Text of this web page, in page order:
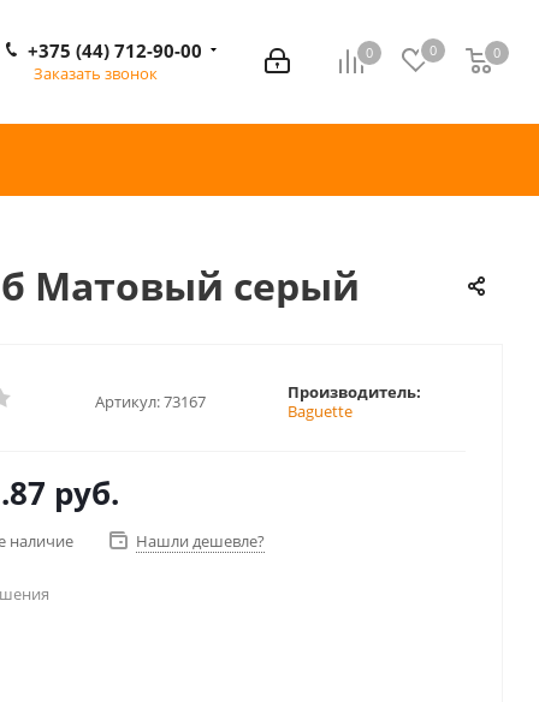
0 0 0
0
+375 (44) 712-90-00
Заказать звонок
Матовый серый
Артикул:73167
Производитель:
Baguette
руб.
наличие Нашли дешевле?